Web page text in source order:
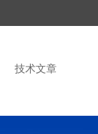
技术文章